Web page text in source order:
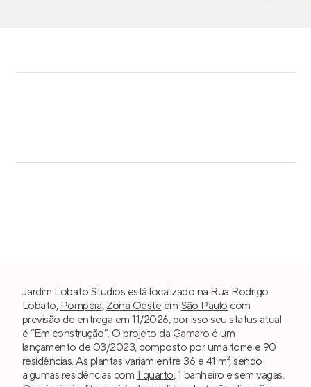
Jardim Lobato Studios está localizado na Rua Rodrigo
Lobato, Pompéia, Zona Oeste em São Paulo com
previsão de entrega em 11/2026, por isso seu status atual
é “Em construção”. O projeto da Gamaro é um
lançamento de 03/2023, composto por uma torre e 90
residências. As plantas variam entre 36 e 41 m², sendo
algumas residências com 1 quarto, 1 banheiro e sem vagas.